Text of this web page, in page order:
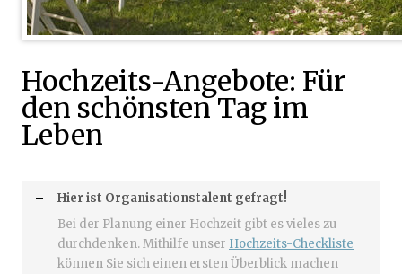
Hochzeits-Angebote: Für
den schönsten Tag im
Leben
Hier ist Organisationstalent gefragt!
Bei der Planung einer Hochzeit gibt es vieles zu
durchdenken. Mithilfe unser Hochzeits-Checkliste
können Sie sich einen ersten Überblick machen